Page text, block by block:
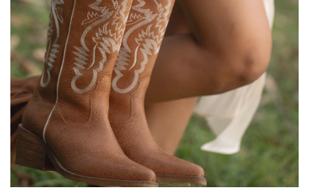
Botas Sienna Café Botas